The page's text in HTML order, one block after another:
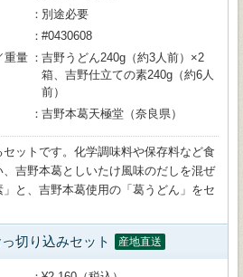
別途必要
#0430608
重量
吉野うどん240g（約3人前）×2
箱、吉野仕立ての素240g（約6人
前）
吉野本葛天極堂（奈良県）
ットです。化学調味料や保存料など食
吉野本葛としいたけ風味のだしを混ぜ
と、吉野本葛使用の「葛うどん」をセ
切り込みセット 産地直送